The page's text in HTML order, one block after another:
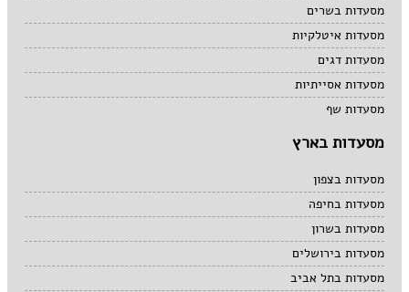
מסעדות בשרים
מסעדות איטלקיות
מסעדות דגים
מסעדות אסייתיות
מסעדות שף
מסעדות בארץ
מסעדות בצפון
מסעדות בחיפה
מסעדות בשרון
מסעדות בירושלים
מסעדות בתל אביב